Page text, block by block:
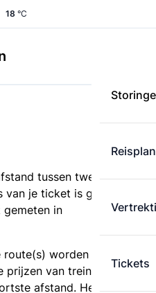
18 °C
Tickets
tussen twee
je ticket is gebaseerd
in
worden
prijzen van treintickets
afstand. Het is